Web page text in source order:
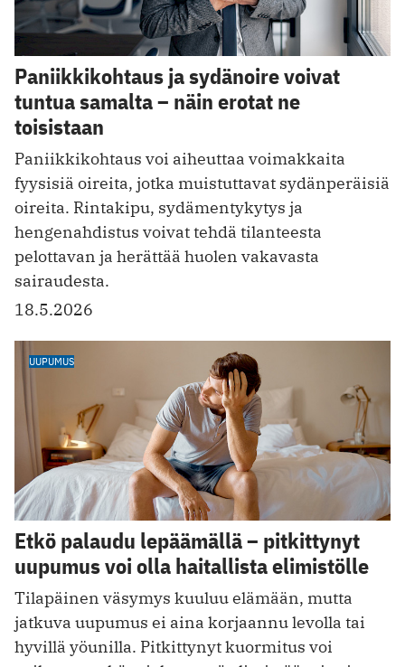
Paniikkikohtaus ja sydänoire voivat
tuntua samalta – näin erotat ne
toisistaan
Paniikkikohtaus voi aiheuttaa voimakkaita
fyysisiä oireita, jotka muistuttavat sydänperäisiä
oireita. Rintakipu, sydämentykytys ja
hengenahdistus voivat tehdä tilanteesta
pelottavan ja herättää huolen vakavasta
sairaudesta.
18.5.2026
UUPUMUS
Etkö palaudu lepäämällä – pitkittynyt
uupumus voi olla haitallista elimistölle
Tilapäinen väsymys kuuluu elämään, mutta
jatkuva uupumus ei aina korjaannu levolla tai
hyvillä yöunilla. Pitkittynyt kuormitus voi